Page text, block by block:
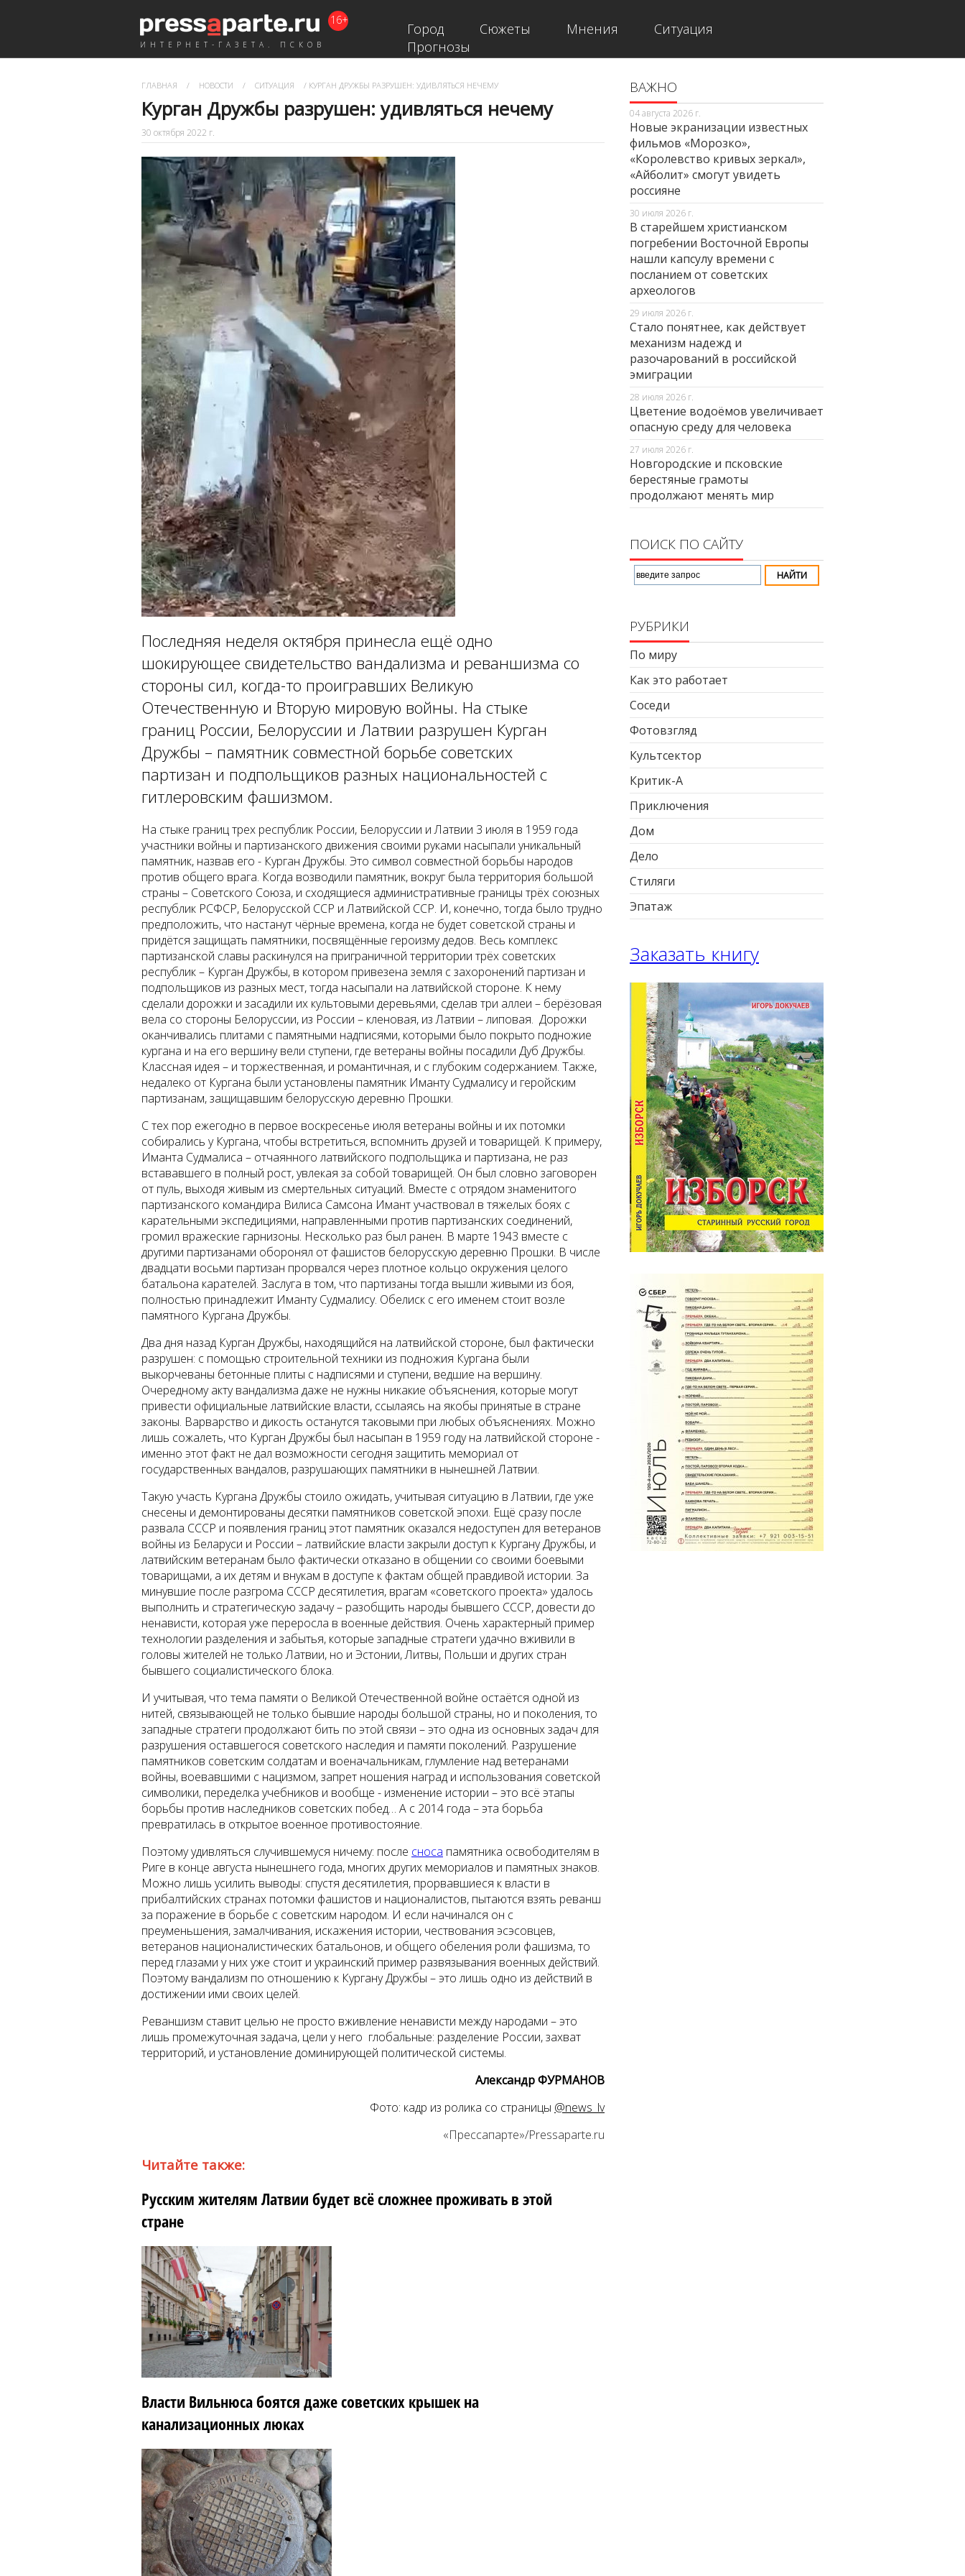
ИНТЕРНЕТ-ГАЗЕТА. ПСКОВ
16+
Город Сюжеты Мнения
Ситуация
Прогнозы
ГЛАВНАЯ / НОВОСТИ / СИТУАЦИЯ / КУРГАН ДРУЖБЫ РАЗРУШЕН: УДИВЛЯТЬСЯ НЕЧЕМУ
Курган Дружбы разрушен: удивляться нечему
30 октября 2022 г.
Последняя неделя октября принесла ещё одно
шокирующее свидетельство вандализма и реваншизма со
стороны сил, когда-то проигравших Великую
Отечественную и Вторую мировую войны. На стыке
границ России, Белоруссии и Латвии разрушен Курган
Дружбы – памятник совместной борьбе советских
партизан и подпольщиков разных национальностей с
гитлеровским фашизмом.
На стыке границ трех республик России, Белоруссии и Латвии 3 июля в 1959 года
участники войны и партизанского движения своими руками насыпали уникальный
памятник, назвав его - Курган Дружбы. Это символ совместной борьбы народов
против общего врага. Когда возводили памятник, вокруг была территория большой
страны – Советского Союза, и сходящиеся административные границы трёх союзных
республик РСФСР, Белорусской ССР и Латвийской ССР. И, конечно, тогда было трудно
предположить, что настанут чёрные времена, когда не будет советской страны и
придётся защищать памятники, посвящённые героизму дедов. Весь комплекс
партизанской славы раскинулся на приграничной территории трёх советских
республик – Курган Дружбы, в котором привезена земля с захоронений партизан и
подпольщиков из разных мест, тогда насыпали на латвийской стороне. К нему
сделали дорожки и засадили их культовыми деревьями, сделав три аллеи – берёзовая
вела со стороны Белоруссии, из России – кленовая, из Латвии – липовая. Дорожки
оканчивались плитами с памятными надписями, которыми было покрыто подножие
кургана и на его вершину вели ступени, где ветераны войны посадили Дуб Дружбы.
Классная идея – и торжественная, и романтичная, и с глубоким содержанием. Также,
недалеко от Кургана были установлены памятник Иманту Судмалису и геройским
партизанам, защищавшим белорусскую деревню Прошки.
С тех пор ежегодно в первое воскресенье июля ветераны войны и их потомки
собирались у Кургана, чтобы встретиться, вспомнить друзей и товарищей. К примеру,
Иманта Судмалиса – отчаянного латвийского подпольщика и партизана, не раз
встававшего в полный рост, увлекая за собой товарищей. Он был словно заговорен
от пуль, выходя живым из смертельных ситуаций. Вместе с отрядом знаменитого
партизанского командира Вилиса Самсона Имант участвовал в тяжелых боях с
карательными экспедициями, направленными против партизанских соединений,
громил вражеские гарнизоны. Несколько раз был ранен. В марте 1943 вместе с
другими партизанами оборонял от фашистов белорусскую деревню Прошки. В числе
двадцати восьми партизан прорвался через плотное кольцо окружения целого
батальона карателей. Заслуга в том, что партизаны тогда вышли живыми из боя,
полностью принадлежит Иманту Судмалису. Обелиск с его именем стоит возле
памятного Кургана Дружбы.
Два дня назад Курган Дружбы, находящийся на латвийской стороне, был фактически
разрушен: с помощью строительной техники из подножия Кургана были
выкорчеваны бетонные плиты с надписями и ступени, ведшие на вершину.
Очередному акту вандализма даже не нужны никакие объяснения, которые могут
привести официальные латвийские власти, ссылаясь на якобы принятые в стране
законы. Варварство и дикость останутся таковыми при любых объяснениях. Можно
лишь сожалеть, что Курган Дружбы был насыпан в 1959 году на латвийской стороне -
именно этот факт не дал возможности сегодня защитить мемориал от
государственных вандалов, разрушающих памятники в нынешней Латвии.
Такую участь Кургана Дружбы стоило ожидать, учитывая ситуацию в Латвии, где уже
снесены и демонтированы десятки памятников советской эпохи. Ещё сразу после
развала СССР и появления границ этот памятник оказался недоступен для ветеранов
войны из Беларуси и России – латвийские власти закрыли доступ к Кургану Дружбы, и
латвийским ветеранам было фактически отказано в общении со своими боевыми
товарищами, а их детям и внукам в доступе к фактам общей правдивой истории. За
минувшие после разгрома СССР десятилетия, врагам «советского проекта» удалось
выполнить и стратегическую задачу – разобщить народы бывшего СССР, довести до
ненависти, которая уже переросла в военные действия. Очень характерный пример
технологии разделения и забытья, которые западные стратеги удачно вживили в
головы жителей не только Латвии, но и Эстонии, Литвы, Польши и других стран
бывшего социалистического блока.
И учитывая, что тема памяти о Великой Отечественной войне остаётся одной из
нитей, связывающей не только бывшие народы большой страны, но и поколения, то
западные стратеги продолжают бить по этой связи – это одна из основных задач для
разрушения оставшегося советского наследия и памяти поколений. Разрушение
памятников советским солдатам и военачальникам, глумление над ветеранами
войны, воевавшими с нацизмом, запрет ношения наград и использования советской
символики, переделка учебников и вообще - изменение истории – это всё этапы
борьбы против наследников советских побед… А с 2014 года – эта борьба
превратилась в открытое военное противостояние.
Поэтому удивляться случившемуся ничему: после сноса памятника освободителям в
Риге в конце августа нынешнего года, многих других мемориалов и памятных знаков.
Можно лишь усилить выводы: спустя десятилетия, прорвавшиеся к власти в
прибалтийских странах потомки фашистов и националистов, пытаются взять реванш
за поражение в борьбе с советским народом. И если начинался он с
преуменьшения, замалчивания, искажения истории, чествования эсэсовцев,
ветеранов националистических батальонов, и общего обеления роли фашизма, то
перед глазами у них уже стоит и украинский пример развязывания военных действий.
Поэтому вандализм по отношению к Кургану Дружбы – это лишь одно из действий в
достижении ими своих целей.
Реваншизм ставит целью не просто вживление ненависти между народами – это
лишь промежуточная задача, цели у него глобальные: разделение России, захват
территорий, и установление доминирующей политической системы.
Александр ФУРМАНОВ
Фото: кадр из ролика со страницы @news_lv
«Прессапарте»/Pressaparte.ru
Читайте также:
Русским жителям Латвии будет всё сложнее проживать в этой
стране
Власти Вильнюса боятся даже советских крышек на
канализационных люках
ВАЖНО
04 августа 2026 г.
Новые экранизации известных
фильмов «Морозко»,
«Королевство кривых зеркал»,
«Айболит» смогут увидеть
россияне
30 июля 2026 г.
В старейшем христианском
погребении Восточной Европы
нашли капсулу времени с
посланием от советских
археологов
29 июля 2026 г.
Стало понятнее, как действует
механизм надежд и
разочарований в российской
эмиграции
28 июля 2026 г.
Цветение водоёмов увеличивает
опасную среду для человека
27 июля 2026 г.
Новгородские и псковские
берестяные грамоты
продолжают менять мир
ПОИСК ПО САЙТУ
РУБРИКИ
По миру
Как это работает
Соседи
Фотовзгляд
Культсектор
Критик-А
Приключения
Дом
Дело
Стиляги
Эпатаж
Заказать книгу